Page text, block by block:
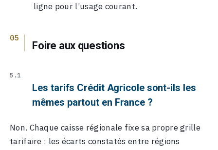
ligne pour l’usage courant.
Foire aux questions
Les tarifs Crédit Agricole sont-ils les
mêmes partout en France ?
Non. Chaque caisse régionale fixe sa propre grille
tarifaire : les écarts constatés entre régions